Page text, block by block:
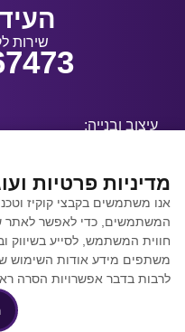
שירות
עיצוב ובנייה:
קידום
מדיניות פרטיות
אנו משתמשים בקבצי קוקיז
המשתמשים, כדי לאפשר לאתר
חווית המשתמש, לסייע בשיווק
משתפים מידע אודות השימוש
לרבות בדבר אפשרויות הסרה